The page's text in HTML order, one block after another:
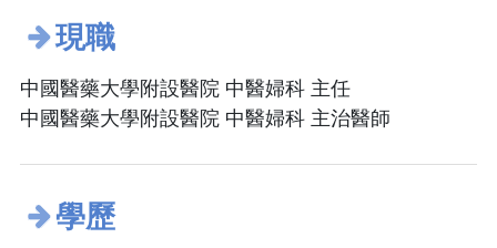
現職
中國醫藥大學附設醫院 中醫婦科 主任
中國醫藥大學附設醫院 中醫婦科 主治醫師
學歷